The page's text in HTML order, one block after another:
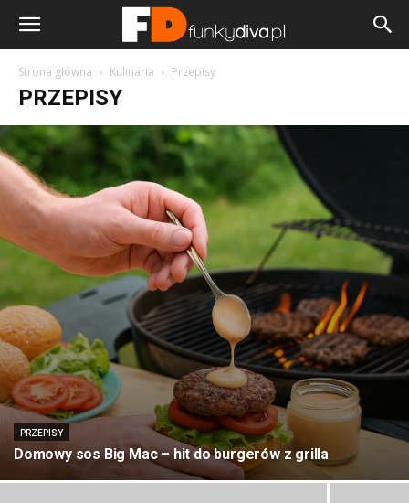
Strona główna Kulinaria Przepisy
PRZEPISY
PRZEPISY
Domowy sos Big Mac – hit do burgerów z grilla